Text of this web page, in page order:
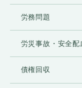
止等
当事務所は
正・追加・削
あった場合
ご本人である
労務問題
労災事故・安全配
債権回収